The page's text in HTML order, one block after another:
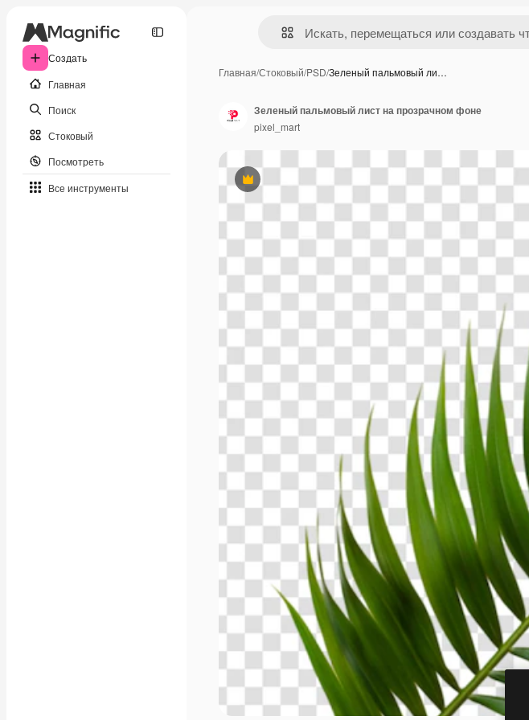
Создать
Главная
Поиск
Стоковый
Посмотреть
Все инструменты
Главная/Стоковый/PSD/Зеленый пальмовый ли…
Премиум
Зеленый пальмовый лист на прозрачном фоне
pixel_mart